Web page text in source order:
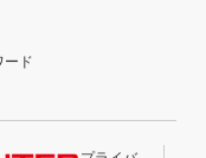
ード